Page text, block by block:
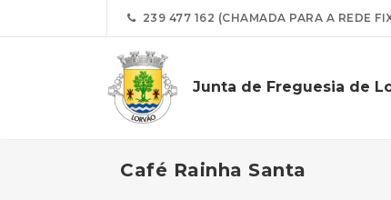
239 477 162 (CHAMADA PARA A REDE
Junta de Freguesia de
Café Rainha Santa